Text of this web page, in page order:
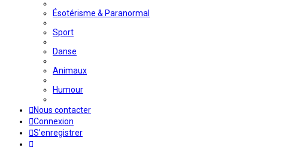
Ésotérisme & Paranormal
Sport
Danse
Animaux
Humour
Nous contacter
Connexion
S’enregistrer